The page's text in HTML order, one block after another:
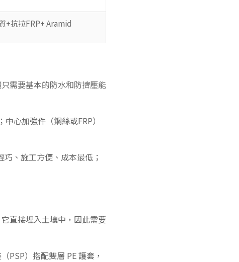
+抗拉FRP+ Aramid
需要基本的防水和防擠壓能
心加強件（鋼絲或FRP）
、施工方便、成本最低；
直接埋入土壤中，因此需要
）搭配雙層 PE 護套，